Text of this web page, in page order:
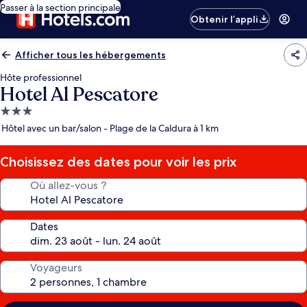
Passer à la section principale
Obtenir l’appli
Afficher tous les hébergements
Hôte professionnel
Hotel Al Pescatore
Hébergement
3.0 étoiles
Hôtel avec un bar/salon - Plage de la Caldura à 1 km
Choisissez des dates pour voir les prix
Où allez-vous ?
Dates
Voyageurs